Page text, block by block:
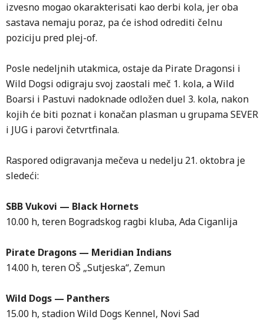
izvesno mogao okarakterisati kao derbi kola, jer oba
sastava nemaju poraz, pa će ishod odrediti čelnu
poziciju pred plej-of.
Posle nedeljnih utakmica, ostaje da Pirate Dragonsi i
Wild Dogsi odigraju svoj zaostali meč 1. kola, a Wild
Boarsi i Pastuvi nadoknade odložen duel 3. kola, nakon
kojih će biti poznat i konačan plasman u grupama SEVER
i JUG i parovi četvrtfinala.
Raspored odigravanja mečeva u nedelju 21. oktobra je
sledeći:
SBB Vukovi — Black Hornets
10.00 h, teren Bogradskog ragbi kluba, Ada Ciganlija
Pirate Dragons — Meridian Indians
14.00 h, teren OŠ „Sutjeska“, Zemun
Wild Dogs — Panthers
15.00 h, stadion Wild Dogs Kennel, Novi Sad